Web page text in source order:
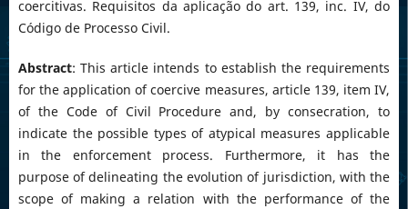
coercitivas. Requisitos da aplicação do art. 139, inc. IV, do
Código de Processo Civil.
Abstract: This article intends to establish the requirements
for the application of coercive measures, article 139, item IV,
of the Code of Civil Procedure and, by consecration, to
indicate the possible types of atypical measures applicable
in the enforcement process. Furthermore, it has the
purpose of delineating the evolution of jurisdiction, with the
scope of making a relation with the performance of the